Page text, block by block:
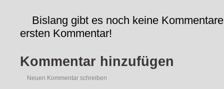
Bislang gibt es noch keine
ersten Kommentar!
Kommentar hinzufügen
Neuen Kommentar schreiben